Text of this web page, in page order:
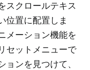
スクロールテキス
位置に配置しま
メーション機能を
セットメニューで
ョンを見つけて、